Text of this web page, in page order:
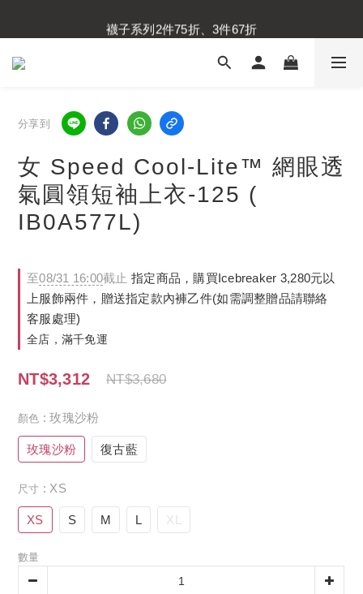
內衣褲系列2件75折、3件67折
襪子系列2件75折、3件67折
內衣褲系列2件75折、3件67折
分享到
女 Speed Cool-Lite™ 網眼透
氣圓領短袖上衣-125 (
IB0A577L)
至08/31 16:00截止 指定商品，購買Icebreaker 3,280元以
上服飾兩件，贈送指定款內褲乙件(如需調整贈品請聯絡
客服處理)
全店，滿千免運
NT$3,312 NT$3,680
顏色 : 玫瑰沙粉
玫瑰沙粉 復古藍
尺寸 : XS
XS S M L XL
數量